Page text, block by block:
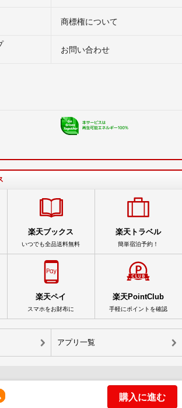
購入に進む
商標権について
お問い合わせ
楽天ブックス
いつでも全品送料無料
楽天トラベル
簡単宿泊予約！
楽天ペイ
スマホをお財布に
楽天PointClub
手軽にポイントを確認
アプリ一覧